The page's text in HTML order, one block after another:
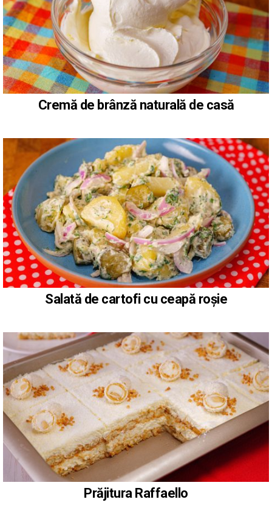
Cremă de brânză naturală de casă
Salată de cartofi cu ceapă roșie
Prăjitura Raffaello